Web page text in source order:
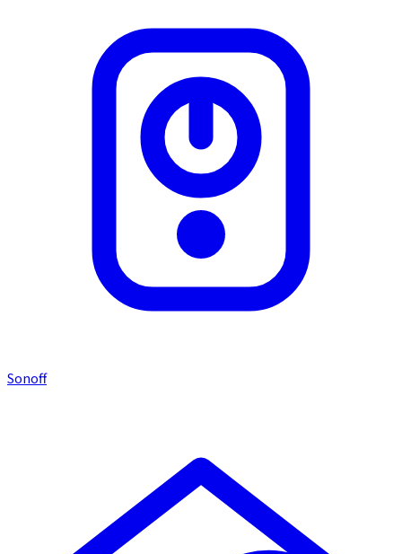
Sonoff